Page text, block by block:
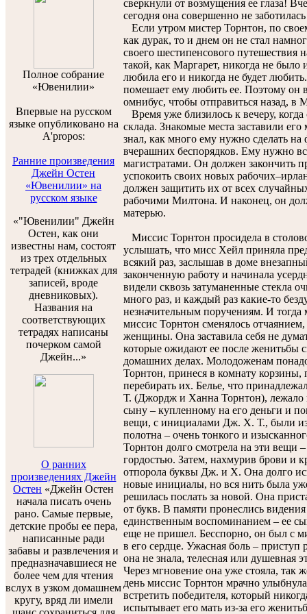
Полноe собраниe
«Ювенилии»
Впервые на русском
языке опубликовано на
A'propos:
Ранние произведения
Джейн Остен
«Ювенилии» на
русском языке
«"Ювенилии" Джейн
Остен, как они
известны нам, состоят
из трех отдельных
тетрадей (книжках для
записей, вроде
дневниковых).
Названия на
соответствующих
тетрадях написаны
почерком самой
Джейн...»
О ранних
произведениях Джейн
Остен «Джейн Остен
начала писать очень
рано. Самые первые,
детские пробы ее пера,
написанные ради
забавы и развлечения и
предназначавшиеся не
более чем для чтения
вслух в узком домашнем
кругу, вряд ли имели
сверкнули от возмущения ее глаза!
сегодня она совершенно не
Если утром мистер Торнтон, по
как дурак, то и днем он не стал
своего шестипенсового путешествия
такой, как Маргарет, никогда не было
любила его и никогда не будет
помешает ему любить ее. Поэтому он
омнибус, чтобы отправиться назад, в
Время уже близилось к вечеру,
склада. Знакомые места заставили
знал, как много ему нужно сделать
вчерашних беспорядков. Ему нужно
магистратами. Он должен закончить
успокоить своих новых
должен защитить их от всех
рабочими Милтона. И наконец, он
матерью.
Миссис Торнтон просидела в
услышать, что мисс Хейл приняла
всякий раз, заслышав в доме
законченную работу и начинала
видели сквозь затуманенные стекла
много раз, и каждый раз какие-то
незначительным поручениям. И
миссис Торнтон сменялось
женщины. Она заставила себя не
которые ожидают ее после женитьбы
домашних делах. Молодоженам
Торнтон, принеся в комнату корзины,
перебирать их. Белье, что
Т. (Джордж и Ханна Торнтон), лежало
сыну – купленному на его деньги и
вещи, с инициалами Дж. Х. Т., были из
полотна – очень тонкого и
Торнтон долго смотрела на эти вещи
гордостью. Затем, нахмурив брови и
отпорола буквы Дж. и Х. Она долго
новые инициалы, но вся нить была
решилась послать за новой. Она
от букв. В памяти пронеслись
единственным воспоминанием – ее
еще не пришел. Бесспорно, он был с
в его сердце. Ужасная боль –
она не знала, телесная или душевная
Через мгновение она уже стояла, так
день миссис Торнтон мрачно
встретить победителя, который
испытывает его мать из-за его